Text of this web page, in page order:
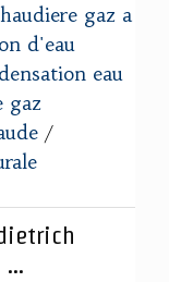
gaz a
d'eau
eau
gaz
/